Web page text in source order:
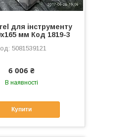
для інструменту
мм Код 1819-3
5081539121
6 006 ₴
В наявності
Купити